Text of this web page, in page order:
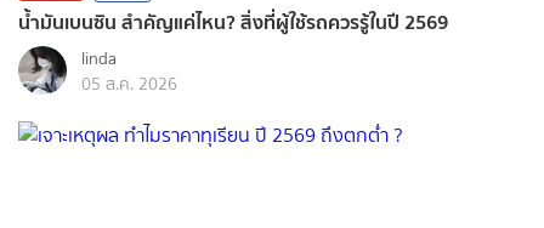
น้ำมันเบนซิน สำคัญแค่ไหน? สิ่งที่ผู้ใช้รถควรรู้ในปี 2569
linda
05 ส.ค. 2026